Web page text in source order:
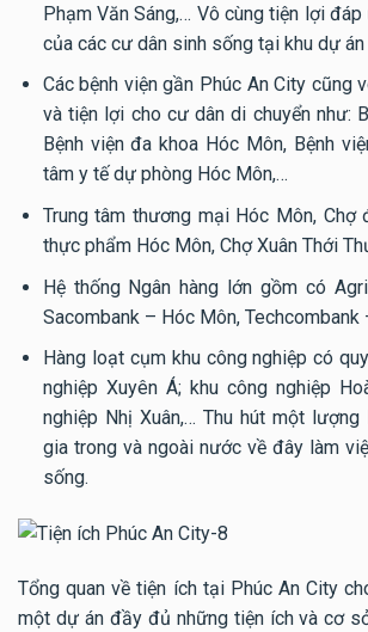
Phạm Văn Sáng,… Vô cùng tiện lợi
của các cư dân sinh sống tại khu dự án
Các bệnh viện gần Phúc An City cũng
và tiện lợi cho cư dân di chuyển như:
Bệnh viện đa khoa Hóc Môn, Bệnh
tâm y tế dự phòng Hóc Môn,…
Trung tâm thương mại Hóc Môn, Chợ
thực phẩm Hóc Môn, Chợ Xuân Thới
Hệ thống Ngân hàng lớn gồm có
Sacombank – Hóc Môn, Techcombank
Hàng loạt cụm khu công nghiệp có
nghiệp Xuyên Á; khu công nghiệp
nghiệp Nhị Xuân,… Thu hút một
gia trong và ngoài nước về đây làm
sống.
Tổng quan về tiện ích tại Phúc An City
một dự án đầy đủ những tiện ích và cơ